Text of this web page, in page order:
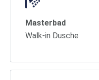
Masterbad
Walk-in Dusche